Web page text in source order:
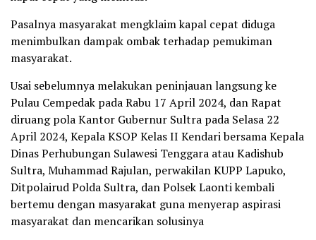
Pasalnya masyarakat mengklaim kapal cepat diduga
menimbulkan dampak ombak terhadap pemukiman
masyarakat.
Usai sebelumnya melakukan peninjauan langsung ke
Pulau Cempedak pada Rabu 17 April 2024, dan Rapat
diruang pola Kantor Gubernur Sultra pada Selasa 22
April 2024, Kepala KSOP Kelas II Kendari bersama Kepala
Dinas Perhubungan Sulawesi Tenggara atau Kadishub
Sultra, Muhammad Rajulan, perwakilan KUPP Lapuko,
Ditpolairud Polda Sultra, dan Polsek Laonti kembali
bertemu dengan masyarakat guna menyerap aspirasi
masyarakat dan mencarikan solusinya